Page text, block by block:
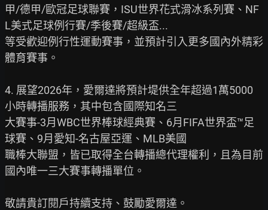
甲/德甲/歐冠足球聯賽，ISU世界花式滑冰系列賽、NF
L美式足球例行賽/季後賽/超級盃...
等受歡迎例行性運動賽事，並預計引入更多國內外精彩
體育賽事。
4. 展望2026年，愛爾達將預計堤供全年超過1萬5000
小時轉播服務，其中包含國際知名三
大賽事-3月WBC世界棒球經典賽、6月FIFA世界盃™足
球賽、9月愛知-名古屋亞運、MLB美國
職棒大聯盟，皆已取得全台轉播總代理權利，且為目前
國內唯一三大賽事轉播單位。
敬請貴訂閱戶持續支持、鼓勵愛爾達。